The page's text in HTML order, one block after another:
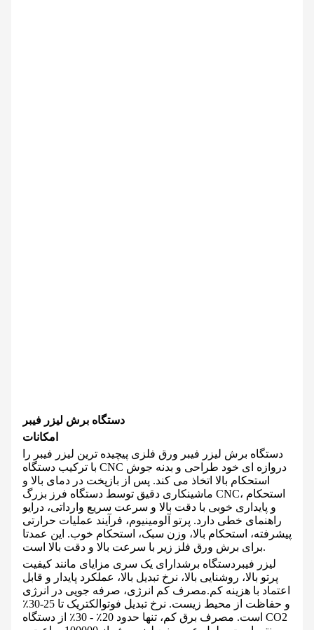
دستگاه برش لیزر فیبر
امکانات
دستگاه برش لیزر فیبر ورق فلزی پیچیده ترین لیزر فیبر را
با ترکیب دستگاه CNC دروازه ای خود طراحی و بدنه جوش
استحکام بالا اتخاذ می کند. پس از بازپخت در دمای بالا و
ماشینکاری دقیق توسط دستگاه فرز بزرگ CNC، استحکام
و پایداری خوبی با دقت بالا و سرعت سریع وارداتی، درایو
راهنمای خطی دارد. پرتو آلومینیوم، فرآیند عملیات حرارتی
پیشرفته، استحکام بالا، وزن سبک، استحکام خوب. این عمدتا
برای برش ورق فلز زیر با سرعت بالا و دقت بالا است.
لیزر فیبر دستگاه برشدارای یک سری مزایای مانند کیفیت
پرتو بالا، روشنایی بالا، نرخ تبدیل بالا، عملکرد پایدار و قابل
اعتماد با هزینه کم.مصرف کم انرژی، صرفه جویی در انرژی
و حفاظت از محیط زیست. نرخ تبدیل فوتوالکتریک تا 25-30٪
است. مصرف برق کم، تنها حدود 20٪ - 30٪ از دستگاه CO2